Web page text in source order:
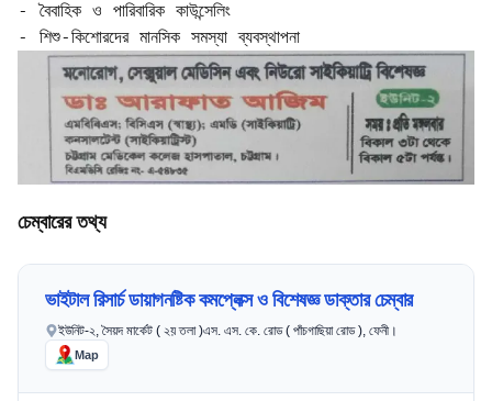
- বৈবাহিক ও পারিবারিক কাউন্সেলিং
- শিশু-কিশোরদের মানসিক সমস্যা ব্যবস্থাপনা
চেম্বারের তথ্য
ভাইটাল রিসার্চ ডায়াগনষ্টিক কমপ্লেক্স ও বিশেষজ্ঞ ডাক্তার চেম্বার
ইউনিট-২, সৈয়দ মার্কেট ( ২য় তলা )এস. এস. কে. রোড ( পাঁচগাছিয়া রোড ), ফেনী।
Map